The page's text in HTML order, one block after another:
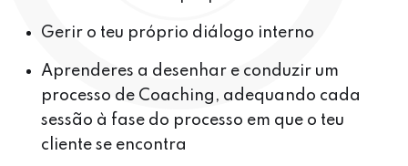
Gerir o teu próprio diálogo interno
Aprenderes a desenhar e conduzir um
processo de Coaching, adequando cada
sessão à fase do processo em que o teu
cliente se encontra